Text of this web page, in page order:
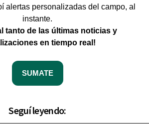
alertas personalizadas del campo, al
instante.
tanto de las últimas noticias y
en tiempo real!
SUMATE
Seguí leyendo: